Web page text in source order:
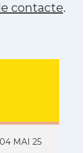
contacte.
04 MAI 25